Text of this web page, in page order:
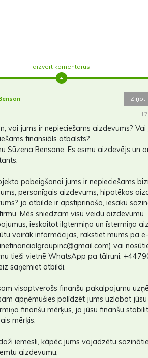
aizvērt komentārus
Ziņot
vai jums ir nepieciešams aizdevums?
finansiāls atbalsts?
Sūzena Bensone. Es esmu aizdevējs un
pabeigšanai jums ir nepieciešams
personīgais aizdevums, hipotēkas
ja atbilde ir apstiprinoša, iesaku
Mēs sniedzam visu veidu aizdevumu
ieskaitot ilgtermiņa un īstermiņa
vairāk informācijas, rakstiet mums pa
vai
tieši vietnē WhatsApp pa tālruni:
saņemiet atbildi.
visaptverošs finanšu pakalpojumu
apņēmušies palīdzēt jums uzlabot
finanšu mērķus, jo jūsu finanšu
mērķis.
iemesli, kāpēc jums vajadzētu
aizdevumu;